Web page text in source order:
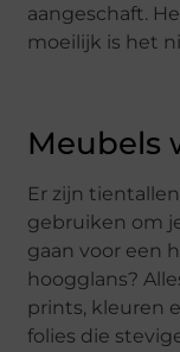
aangeschaft.
moeilijk is het
Meubels
Er zijn
gebruiken om
gaan voor een
hoogglans?
prints, kleuren
folies die